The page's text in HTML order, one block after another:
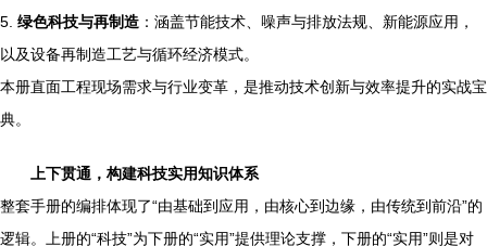
5. 绿色科技与再制造 ：涵盖节能技术、噪声与排放法规、新能源应用，
以及设备再制造工艺与循环经济模式。
本册直面工程现场需求与行业变革，是推动技术创新与效率提升的实战宝
典。
上下贯通，构建科技实用知识体系
整套手册的编排体现了“由基础到应用，由核心到边缘，由传统到前沿”的
逻辑。上册的“科技”为下册的“实用”提供理论支撑，下册的“实用”则是对